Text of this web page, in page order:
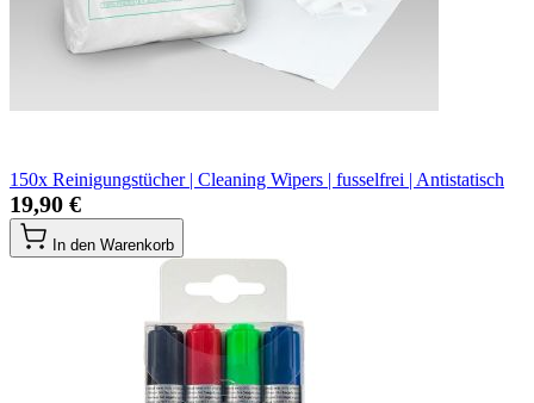
150x Reinigungstücher | Cleaning Wipers | fusselfrei | Antistatisch
19,90 €
In den Warenkorb